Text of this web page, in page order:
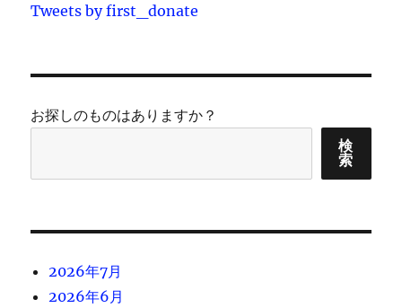
Tweets by first_donate
お探しのものはありますか？
検
索
2026年7月
2026年6月